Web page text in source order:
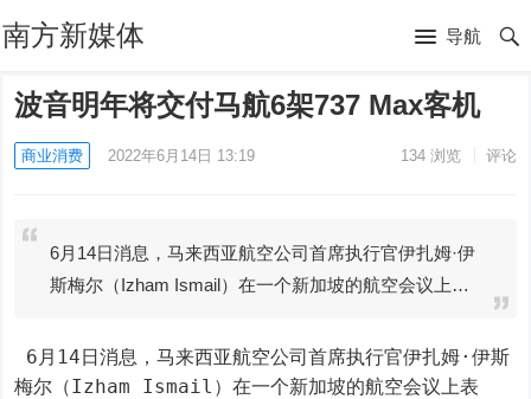
南方新媒体 导航
波音明年将交付马航6架737 Max客机
商业消费 2022年6月14日 13:19 134浏览 评论
6月14日消息，马来西亚航空公司首席执行官伊扎姆·伊
斯梅尔（Izham Ismail）在一个新加坡的航空会议上…
梅尔（Izham Ismail）在一个新加坡的航空会议上表